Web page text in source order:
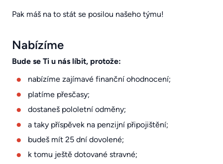
Pak máš na to stát se posilou našeho týmu!
Nabízíme
Bude se Ti u nás líbit, protože:
nabízíme zajímavé finanční ohodnocení;
platíme přesčasy;
dostaneš pololetní odměny;
a taky příspěvek na penzijní připojištění;
budeš mít 25 dní dovolené;
k tomu ještě dotované stravné;